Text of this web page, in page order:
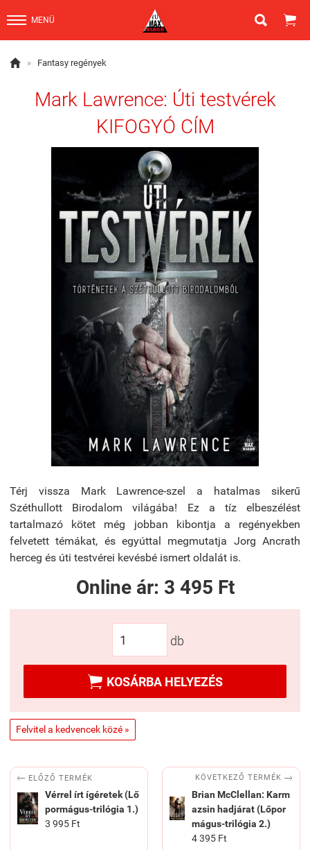
MENÜ  
 » Fantasy regények
Mark Lawrence: Úti testvérek
KIFOGYÓ CÍM
Térj vissza Mark Lawrence-szel a hatalmas sikerű
Széthullott Birodalom világába! Ez a tíz elbeszélést
tartalmazó kötet még jobban kibontja a regényekben
felvetett témákat, és egyúttal megmutatja Jorg Ancrath
herceg és úti testvérei kevésbé ismert oldalát is.
Online ár: 3 495 Ft
db
 KOSÁRBA HELYEZÉS
Felvitel a kedvencek közé »
 ELŐZŐ TERMÉK
Vérrel írt ígéretek (Lő
pormágus-trilógia 1.)
3 995 Ft
KÖVETKEZŐ TERMÉK 
Brian McClellan: Karm
azsin hadjárat (Lőpor
mágus-trilógia 2.)
4 395 Ft